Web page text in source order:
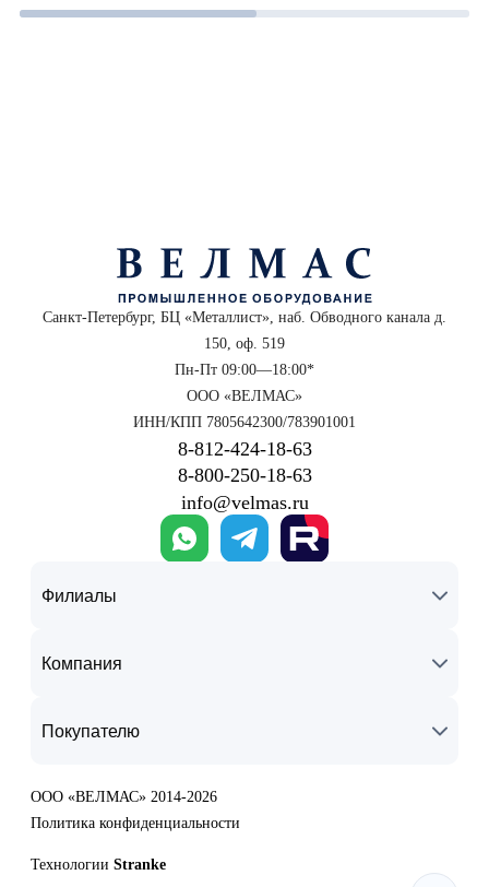
Санкт-Петербург, БЦ «Металлист», наб. Обводного канала д.
150, оф. 519
Пн-Пт 09:00—18:00*
ООО «ВЕЛМАС»
ИНН/КПП 7805642300/783901001
8‑812‑424‑18‑63
8‑800‑250‑18‑63
info@velmas.ru
Филиалы
Компания
Покупателю
ООО «ВЕЛМАС» 2014-2026
Политика конфиденциальности
Технологии Stranke